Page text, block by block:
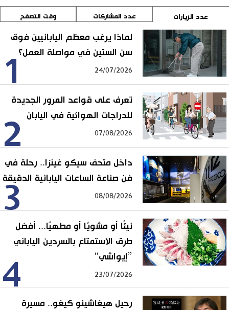
عدد الزيارات عدد المشاركات وقت التصفح
1
لماذا يرغب معظم اليابانيين فوق
سن الستين في مواصلة العمل؟
24/07/2026
2
تعرف على قواعد المرور الجديدة
للدراجات الهوائية في اليابان
07/08/2026
3
داخل متحف سيكو غينزا.. رحلة في
فن صناعة الساعات اليابانية الدقيقة
08/08/2026
4
نيئًا أو مشويًا أو مطهيًا... أفضل
طرق الاستمتاع بالسردين الياباني
”إيواشي“
23/07/2026
رحيل هيغاشينو كيغو.. مسيرة